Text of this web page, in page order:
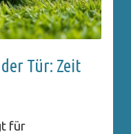
Tür: Zeit
für